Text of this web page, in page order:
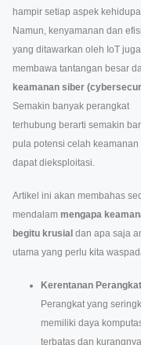
hampir setiap aspek
Namun, kenyamanan dan
yang ditawarkan oleh IoT juga
membawa tantangan besar
keamanan siber
Semakin banyak perangkat
terhubung berarti semakin
pula potensi celah keamanan
dapat dieksploitasi.
Artikel ini akan membahas
mendalam mengapa
begitu krusial dan apa saja
utama yang perlu kita
Kerentanan
Perangkat yang
memiliki daya
terbatas dan kurangnya